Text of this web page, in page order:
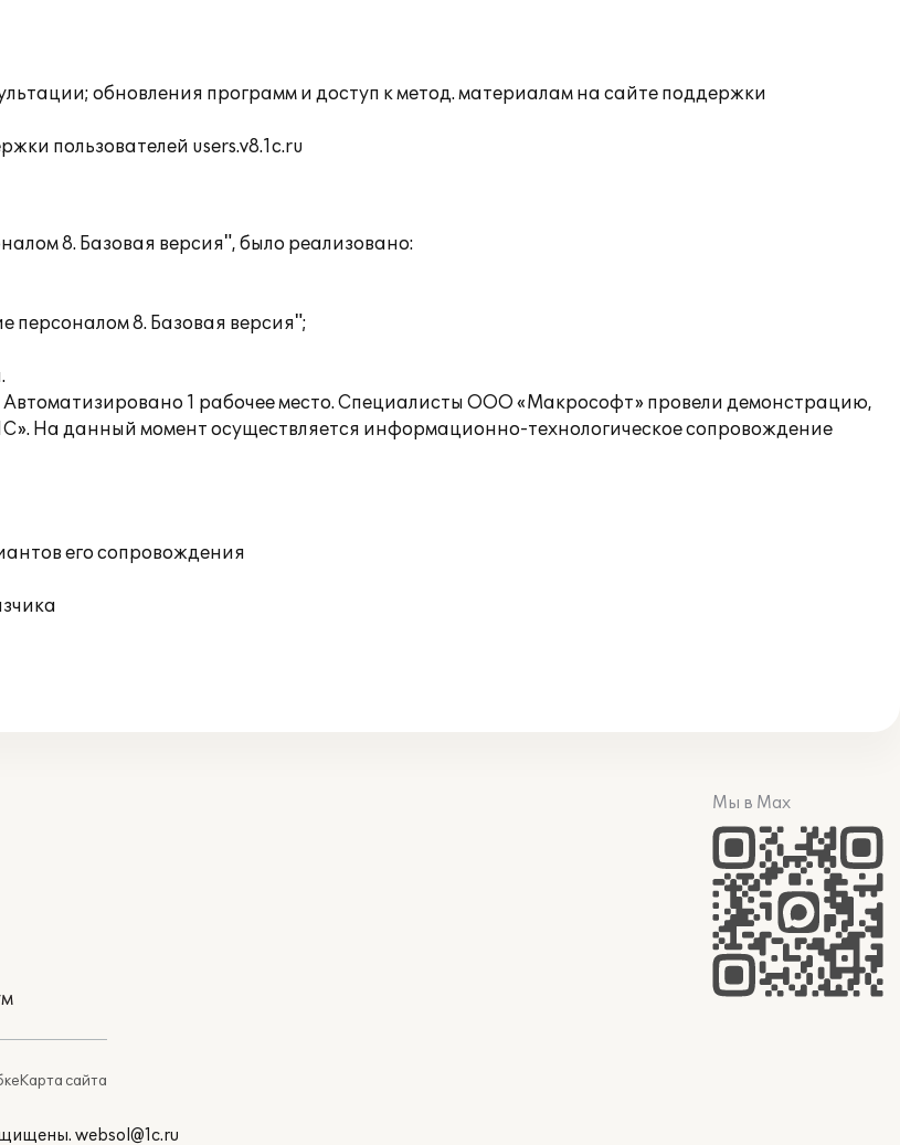
обновления программ и доступ к метод. материалам на сайте поддержки
пользователей users.v8.1c.ru
8. Базовая версия", было реализовано:
персоналом 8. Базовая версия";
1 рабочее место. Специалисты ООО «Макрософт» провели демонстрацию,
На данный момент осуществляется информационно-технологическое сопровождение
его сопровождения
Карта сайта
Мы в Max
websol@1c.ru